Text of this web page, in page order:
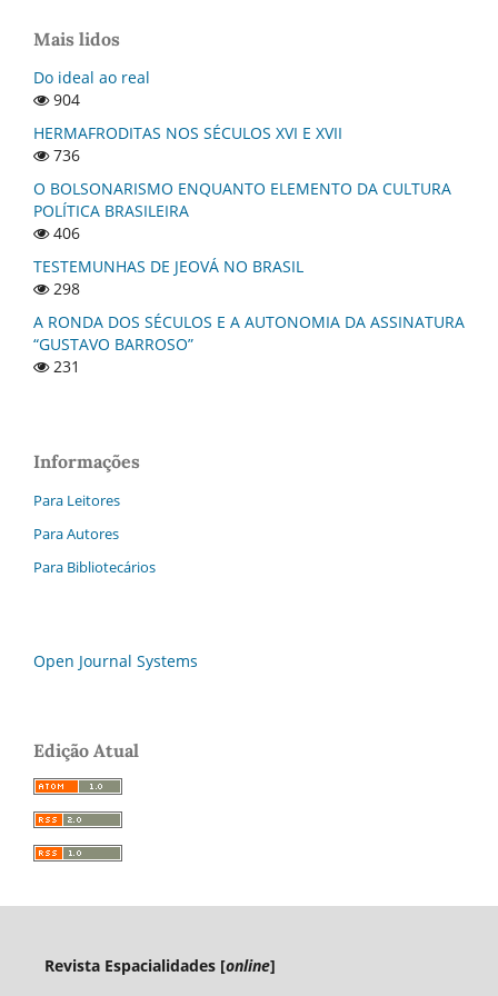
Mais lidos
Do ideal ao real
904
HERMAFRODITAS NOS SÉCULOS XVI E XVII
736
O BOLSONARISMO ENQUANTO ELEMENTO DA CULTURA
POLÍTICA BRASILEIRA
406
TESTEMUNHAS DE JEOVÁ NO BRASIL
298
A RONDA DOS SÉCULOS E A AUTONOMIA DA ASSINATURA
“GUSTAVO BARROSO”
231
Informações
Para Leitores
Para Autores
Para Bibliotecários
Open Journal Systems
Edição Atual
Revista Espacialidades [online]